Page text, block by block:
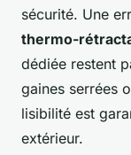
sécurité. Une
thermo-
dédiée restent
gaines serrées
lisibilité est
extérieur.